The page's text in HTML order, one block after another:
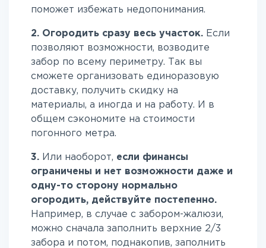
поможет избежать недопонимания.
2. Огородить сразу весь участок. Если
позволяют возможности, возводите
забор по всему периметру. Так вы
сможете организовать единоразовую
доставку, получить скидку на
материалы, а иногда и на работу. И в
общем сэкономите на стоимости
погонного метра.
3. Или наоборот, если финансы
ограничены и нет возможности даже и
одну-то сторону нормально
огородить, действуйте постепенно.
Например, в случае с забором-жалюзи,
можно сначала заполнить верхние 2/3
забора и потом, поднакопив, заполнить